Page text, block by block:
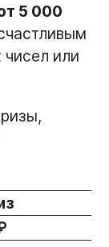
5 000
чисел или